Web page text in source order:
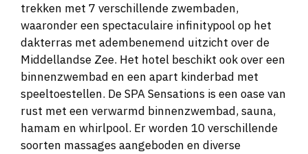
trekken met 7 verschillende zwembaden,
waaronder een spectaculaire infinitypool op het
dakterras met adembenemend uitzicht over de
Middellandse Zee. Het hotel beschikt ook over een
binnenzwembad en een apart kinderbad met
speeltoestellen. De SPA Sensations is een oase van
rust met een verwarmd binnenzwembad, sauna,
hamam en whirlpool. Er worden 10 verschillende
soorten massages aangeboden en diverse